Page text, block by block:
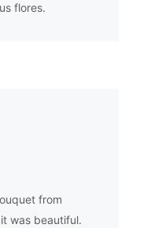
flores.
from
was beautiful.